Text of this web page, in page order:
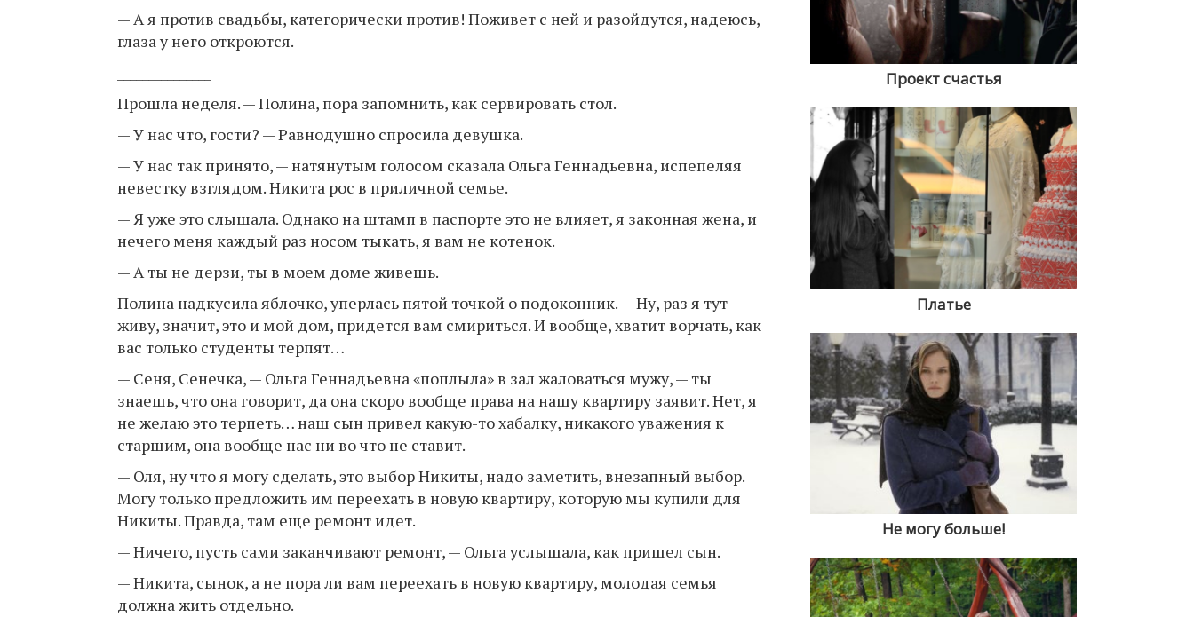
— А я против свадьбы, категорически против! Поживет с ней и разойдутся, надеюсь,
глаза у него откроются.
Прошла неделя. — Полина, пора запомнить, как сервировать стол.
— У нас что, гости? — Равнодушно спросила девушка.
— У нас так принято, — натянутым голосом сказала Ольга Геннадьевна, испепеляя
невестку взглядом. Никита рос в приличной семье.
— Я уже это слышала. Однако на штамп в паспорте это не влияет, я законная жена, и
нечего меня каждый раз носом тыкать, я вам не котенок.
— А ты не дерзи, ты в моем доме живешь.
Полина надкусила яблочко, уперлась пятой точкой о подоконник. — Ну, раз я тут
живу, значит, это и мой дом, придется вам смириться. И вообще, хватит ворчать, как
вас только студенты терпят…
— Сеня, Сенечка, — Ольга Геннадьевна «поплыла» в зал жаловаться мужу, — ты
знаешь, что она говорит, да она скоро вообще права на нашу квартиру заявит. Нет, я
не желаю это терпеть… наш сын привел какую-то хабалку, никакого уважения к
старшим, она вообще нас ни во что не ставит.
— Оля, ну что я могу сделать, это выбор Никиты, надо заметить, внезапный выбор.
Могу только предложить им переехать в новую квартиру, которую мы купили для
Никиты. Правда, там еще ремонт идет.
— Ничего, пусть сами заканчивают ремонт, — Ольга услышала, как пришел сын.
— Никита, сынок, а не пора ли вам переехать в новую квартиру, молодая семья
должна жить отдельно.
Проект счастья
Платье
Не могу больше!